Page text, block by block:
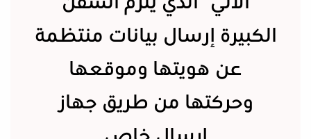
الكبيرة إرسال بيانات منتظمة
عن هويتها وموقعها
وحركتها من طريق جهاز